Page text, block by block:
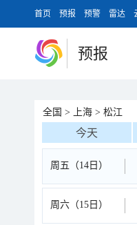
首页 预报 预警 雷达
预报
全国 > 上海 > 松江
今天
周五（14日）
周六（15日）